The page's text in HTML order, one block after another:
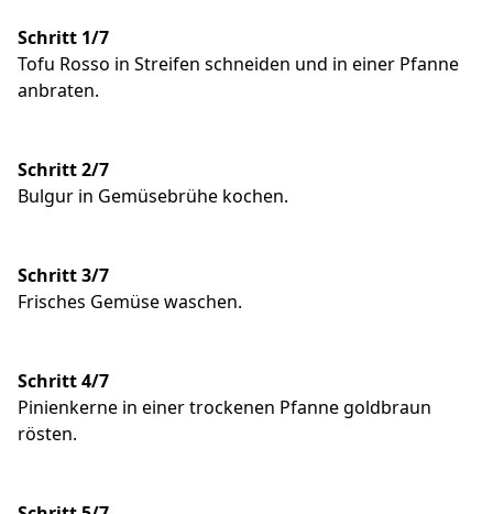
Schritt 1/7
Tofu Rosso in Streifen schneiden und in einer Pfanne
anbraten.
Schritt 2/7
Bulgur in Gemüsebrühe kochen.
Schritt 3/7
Frisches Gemüse waschen.
Schritt 4/7
Pinienkerne in einer trockenen Pfanne goldbraun
rösten.